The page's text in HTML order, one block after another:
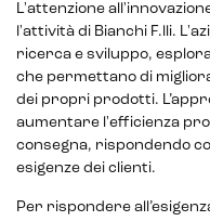
L'attenzione
l'attività di Bianchi F.lli.
ricerca e sviluppo,
che permettano di
dei propri prodotti.
aumentare l'efficienza
consegna, rispondendo
esigenze dei clienti.
Per rispondere